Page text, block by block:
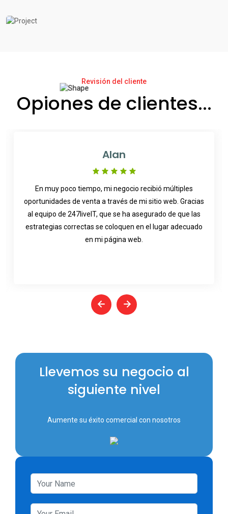
Revisión del cliente
Opiones de clientes...
Alan
En muy poco tiempo, mi negocio recibió múltiples
oportunidades de venta a través de mi sitio web. Gracias
al equipo de 247liveIT, que se ha asegurado de que las
estrategias correctas se coloquen en el lugar adecuado
en mi página web.
Llevemos su negocio al
siguiente nivel
Aumente su éxito comercial con nosotros